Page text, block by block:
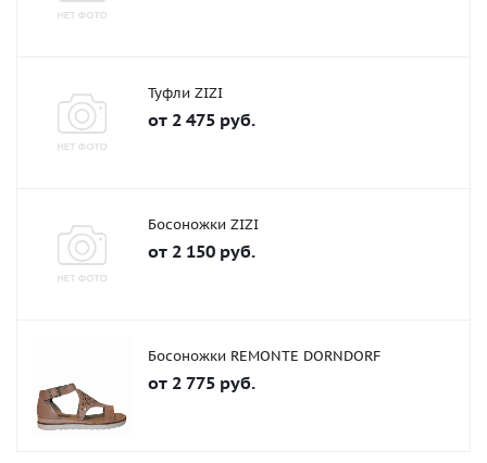
Туфли ZIZI
от 2 475 руб.
Босоножки ZIZI
от 2 150 руб.
Босоножки REMONTE DORNDORF
от 2 775 руб.